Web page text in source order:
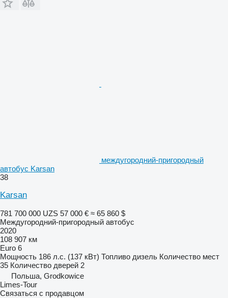
междугородний-пригородный
автобус Karsan
38
Karsan
781 700 000 UZS 57 000 € ≈ 65 860 $
Междугородний-пригородный автобус
2020
108 907 км
Euro 6
Мощность 186 л.с. (137 кВт) Топливо дизель Количество мест
35 Количество дверей 2
Польша, Grodkowice
Limes-Tour
Связаться с продавцом